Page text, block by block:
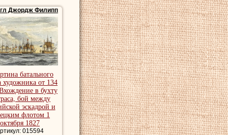
"Иллюстрации
Патры между
где у мыса Сент-
над
the Miguelite
Джордж Филипп
батального
художника от 134
в бухту
бой между
эскадрой и
флотом 1
октября 1827
015594